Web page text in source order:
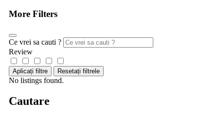
More Filters
Ce vrei sa cauti ?
Review
Aplicați filtre Resetați filtrele
No listings found.
Cautare